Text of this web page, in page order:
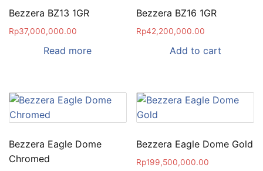
Bezzera BZ13 1GR
Rp37,000,000.00
Read more
Bezzera BZ16 1GR
Rp42,200,000.00
Add to cart
Bezzera Eagle Dome
Chromed
Bezzera Eagle Dome Gold
Rp199,500,000.00